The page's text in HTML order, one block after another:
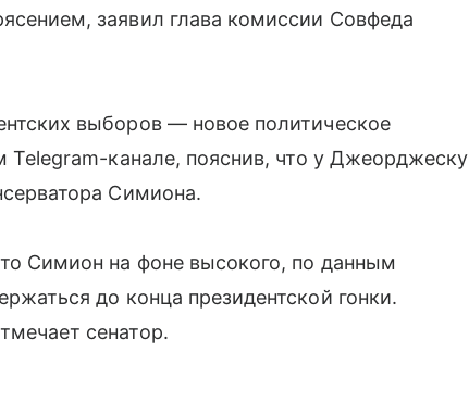
заявил глава комиссии Совфеда
выборов — новое политическое
канале, пояснив, что у Джеорджеску
Симиона.
Симион на фоне высокого, по данным
до конца президентской гонки.
сенатор.